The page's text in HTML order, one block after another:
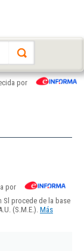
por
por
Sl procede de la base
(S.M.E.). Más